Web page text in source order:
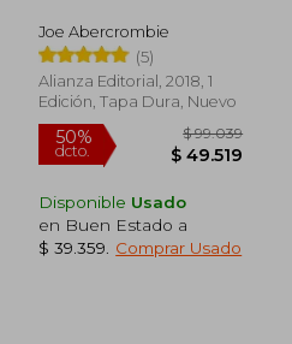
Joe Abercrombie
(5)
Alianza Editorial, 2018, 1
Edición, Tapa Dura, Nuevo
Disponible Usado
en Buen Estado a
$ 39.359
Comprar Usado